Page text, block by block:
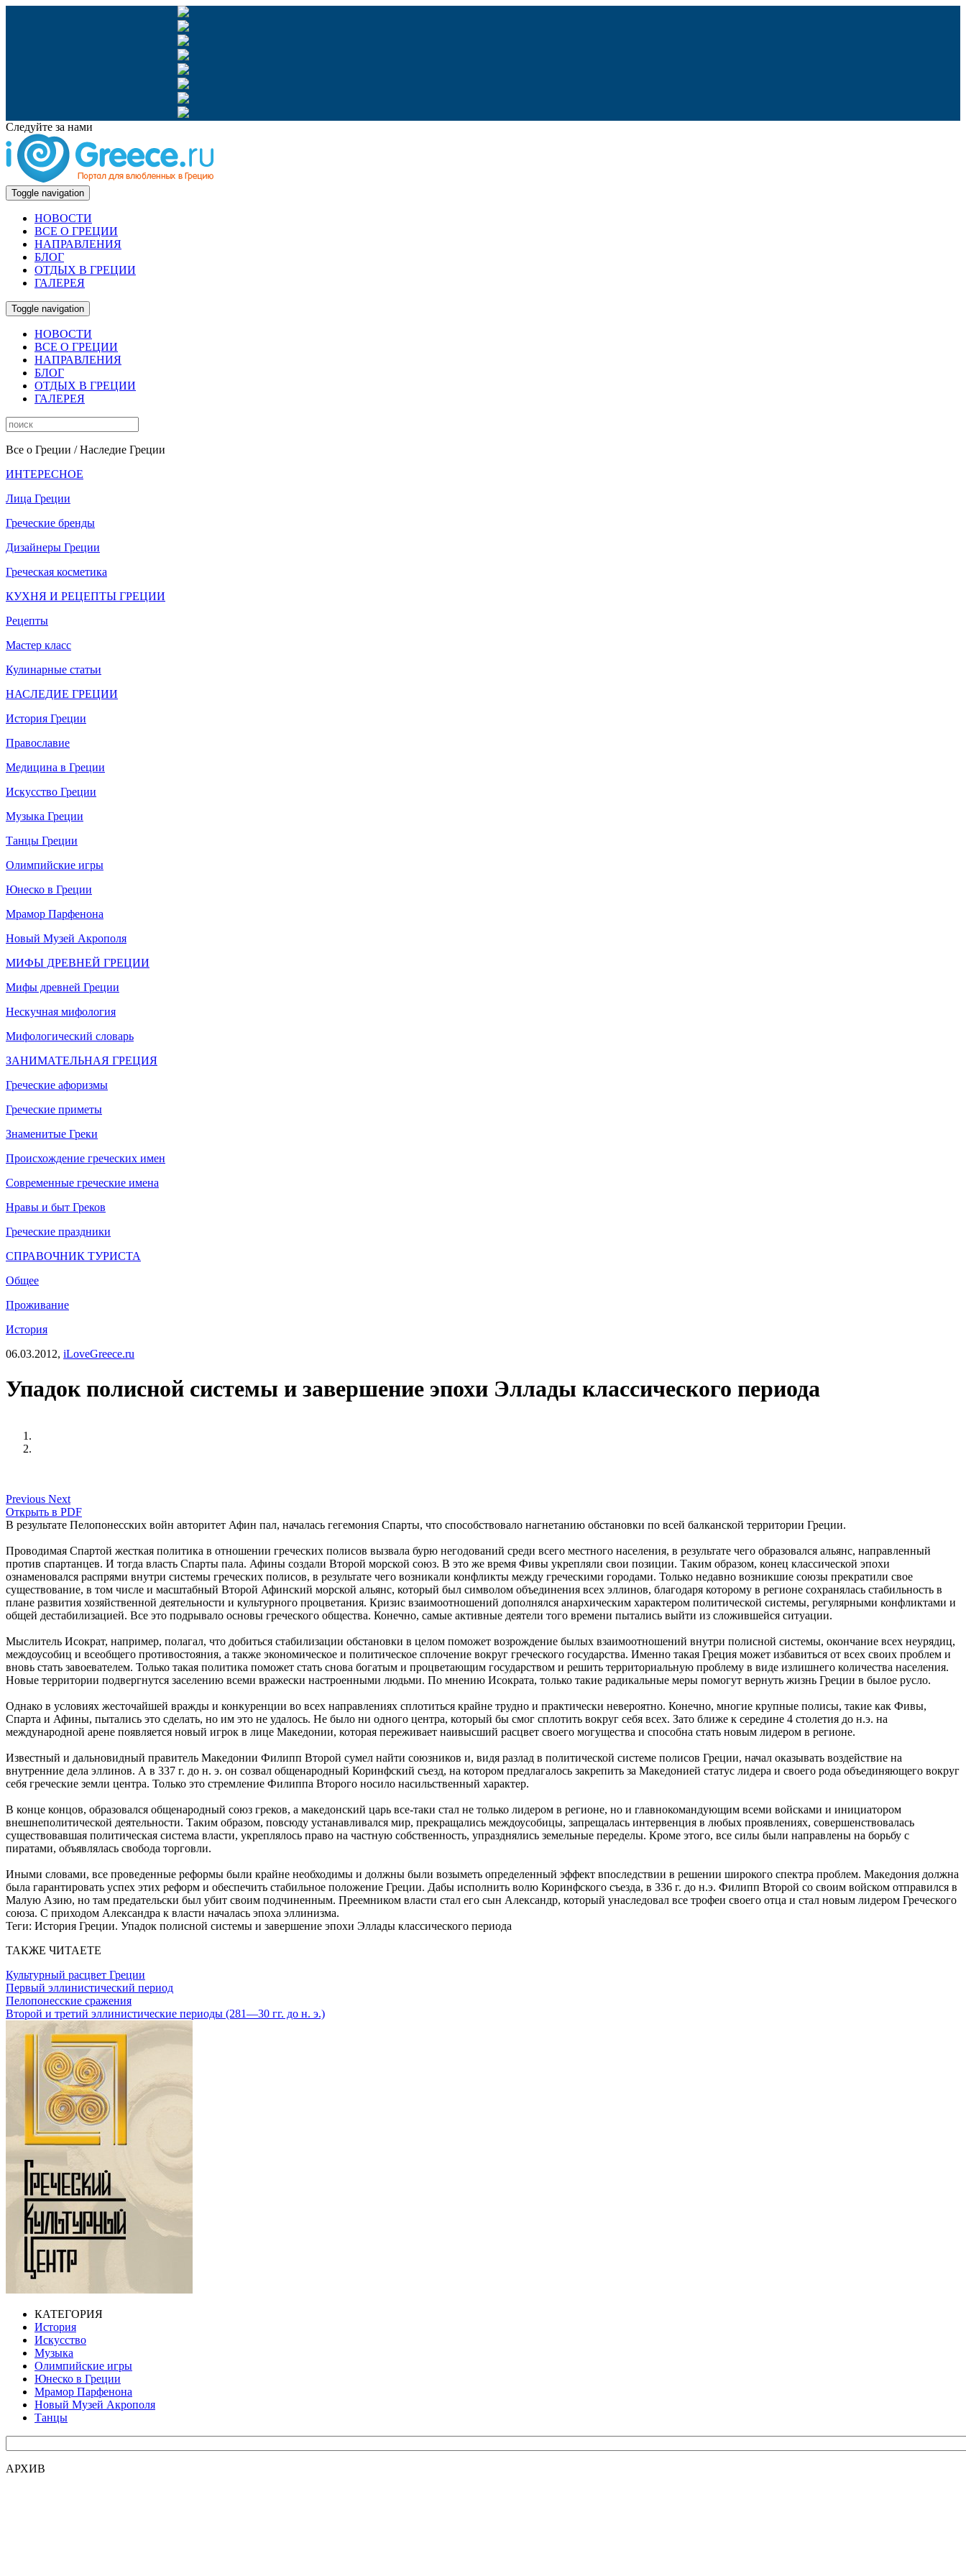
Следуйте за нами
Toggle navigation
НОВОСТИ
ВСЕ О ГРЕЦИИ
НАПРАВЛЕНИЯ
БЛОГ
ОТДЫХ В ГРЕЦИИ
ГАЛЕРЕЯ
Toggle navigation
НОВОСТИ
ВСЕ О ГРЕЦИИ
НАПРАВЛЕНИЯ
БЛОГ
ОТДЫХ В ГРЕЦИИ
ГАЛЕРЕЯ
Все о Греции / Наследие Греции
ИНТЕРЕСНОЕ
Лица Греции
Греческие бренды
Дизайнеры Греции
Греческая косметика
КУХНЯ И РЕЦЕПТЫ ГРЕЦИИ
Рецепты
Мастер класс
Кулинарные статьи
НАСЛЕДИЕ ГРЕЦИИ
История Греции
Православие
Медицина в Греции
Искусство Греции
Музыка Греции
Танцы Греции
Олимпийские игры
Юнеско в Греции
Мрамор Парфенона
Новый Музей Акрополя
МИФЫ ДРЕВНЕЙ ГРЕЦИИ
Мифы древней Греции
Нескучная мифология
Мифологический словарь
ЗАНИМАТЕЛЬНАЯ ГРЕЦИЯ
Греческие афоризмы
Греческие приметы
Знаменитые Греки
Происхождение греческих имен
Современные греческие имена
Нравы и быт Греков
Греческие праздники
СПРАВОЧНИК ТУРИСТА
Общее
Проживание
История
06.03.2012, iLoveGreece.ru
Упадок полисной системы и завершение эпохи Эллады классического периода
Previous Next
Открыть в PDF
В результате Пелопонесских войн авторитет Афин пал, началась гегемония Спарты, что способствовало нагнетанию обстановки по всей балканской территории Греции.
Проводимая Спартой жесткая политика в отношении греческих полисов вызвала бурю негодований среди всего местного населения, в результате чего образовался альянс, направленный
против спартанцев. И тогда власть Спарты пала. Афины создали Второй морской союз. В это же время Фивы укрепляли свои позиции. Таким образом, конец классической эпохи
ознаменовался распрями внутри системы греческих полисов, в результате чего возникали конфликты между греческими городами. Только недавно возникшие союзы прекратили свое
существование, в том числе и масштабный Второй Афинский морской альянс, который был символом объединения всех эллинов, благодаря которому в регионе сохранялась стабильность в
плане развития хозяйственной деятельности и культурного процветания. Кризис взаимоотношений дополнялся анархическим характером политической системы, регулярными конфликтами и
общей дестабилизацией. Все это подрывало основы греческого общества. Конечно, самые активные деятели того времени пытались выйти из сложившейся ситуации.
Мыслитель Исократ, например, полагал, что добиться стабилизации обстановки в целом поможет возрождение былых взаимоотношений внутри полисной системы, окончание всех неурядиц,
междоусобиц и всеобщего противостояния, а также экономическое и политическое сплочение вокруг греческого государства. Именно такая Греция может избавиться от всех своих проблем и
вновь стать завоевателем. Только такая политика поможет стать снова богатым и процветающим государством и решить территориальную проблему в виде излишнего количества населения.
Новые территории подвергнутся заселению всеми вражески настроенными людьми. По мнению Исократа, только такие радикальные меры помогут вернуть жизнь Греции в былое русло.
Однако в условиях жесточайшей вражды и конкуренции во всех направлениях сплотиться крайне трудно и практически невероятно. Конечно, многие крупные полисы, такие как Фивы,
Спарта и Афины, пытались это сделать, но им это не удалось. Не было ни одного центра, который бы смог сплотить вокруг себя всех. Зато ближе к середине 4 столетия до н.э. на
международной арене появляется новый игрок в лице Македонии, которая переживает наивысший расцвет своего могущества и способна стать новым лидером в регионе.
Известный и дальновидный правитель Македонии Филипп Второй сумел найти союзников и, видя разлад в политической системе полисов Греции, начал оказывать воздействие на
внутренние дела эллинов. А в 337 г. до н. э. он созвал общенародный Коринфский съезд, на котором предлагалось закрепить за Македонией статус лидера и своего рода объединяющего вокруг
себя греческие земли центра. Только это стремление Филиппа Второго носило насильственный характер.
В конце концов, образовался общенародный союз греков, а македонский царь все-таки стал не только лидером в регионе, но и главнокомандующим всеми войсками и инициатором
внешнеполитической деятельности. Таким образом, повсюду устанавливался мир, прекращались междоусобицы, запрещалась интервенция в любых проявлениях, совершенствовалась
существовавшая политическая система власти, укреплялось право на частную собственность, упразднялись земельные переделы. Кроме этого, все силы были направлены на борьбу с
пиратами, объявлялась свобода торговли.
Иными словами, все проведенные реформы были крайне необходимы и должны были возыметь определенный эффект впоследствии в решении широкого спектра проблем. Македония должна
была гарантировать успех этих реформ и обеспечить стабильное положение Греции. Дабы исполнить волю Коринфского съезда, в 336 г. до н.э. Филипп Второй со своим войском отправился в
Малую Азию, но там предательски был убит своим подчиненным. Преемником власти стал его сын Александр, который унаследовал все трофеи своего отца и стал новым лидером Греческого
союза. С приходом Александра к власти началась эпоха эллинизма.
Теги: История Греции. Упадок полисной системы и завершение эпохи Эллады классического периода
ТАКЖЕ ЧИТАЕТЕ
Культурный расцвет Греции
Первый эллинистический период
Пелопонесские сражения
Второй и третий эллинистические периоды (281—30 гг. до н. э.)
КАТЕГОРИЯ
История
Искусство
Музыка
Олимпийские игры
Юнеско в Греции
Мрамор Парфенона
Новый Музей Акрополя
Танцы
АРХИВ